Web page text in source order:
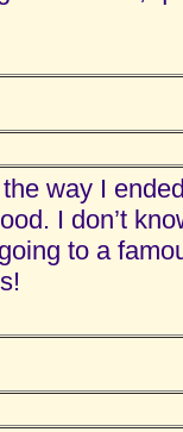
the way I
I don’t
to a